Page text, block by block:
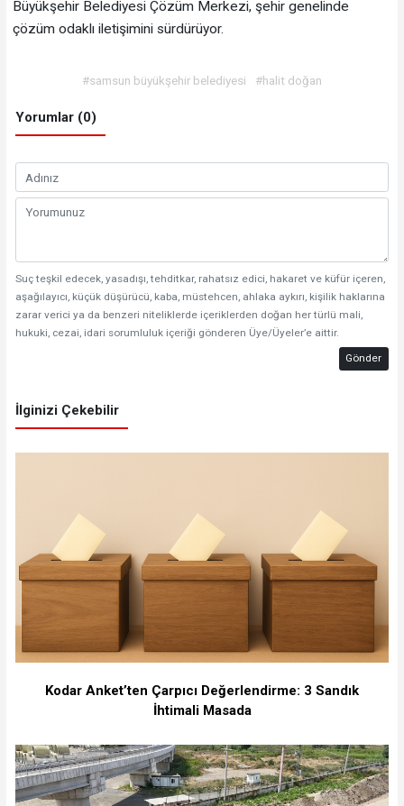
Büyükşehir Belediyesi Çözüm Merkezi, şehir genelinde
çözüm odaklı iletişimini sürdürüyor.
#samsun büyükşehir belediyesi #halit doğan
Yorumlar (0)
Suç teşkil edecek, yasadışı, tehditkar, rahatsız edici, hakaret ve küfür içeren,
aşağılayıcı, küçük düşürücü, kaba, müstehcen, ahlaka aykırı, kişilik haklarına
zarar verici ya da benzeri niteliklerde içeriklerden doğan her türlü mali,
hukuki, cezai, idari sorumluluk içeriği gönderen Üye/Üyeler’e aittir.
Gönder
İlginizi Çekebilir
Kodar Anket’ten Çarpıcı Değerlendirme: 3 Sandık
İhtimali Masada